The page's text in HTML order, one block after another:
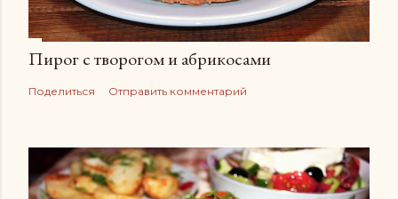
Пирог с творогом и абрикосами
Поделиться Отправить комментарий